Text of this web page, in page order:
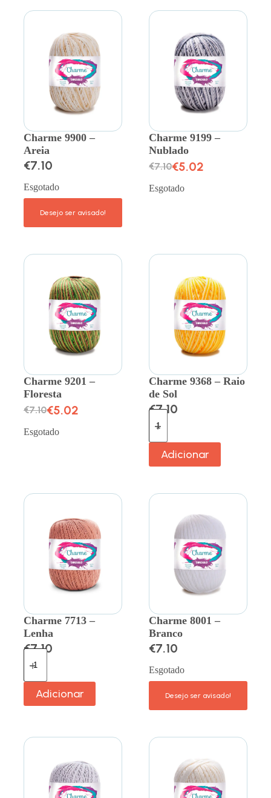
Charme 9900 –
Areia
€7.10
Esgotado
Charme 9199 –
Nublado
€7.10€5.02
Esgotado
Charme 9201 –
Floresta
€7.10€5.02
Esgotado
Charme 9368 – Raio
de Sol
€7.10
Adicionar
Charme 7713 –
Lenha
€7.10
Adicionar
Charme 8001 –
Branco
€7.10
Esgotado